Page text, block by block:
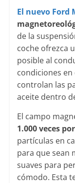
El nuevo Ford
de la
coche ofrezca
posible al
condiciones
controlan las
aceite dentro
El campo
1.000 veces
partículas en
para que sean
suaves para
cómodo. Esta